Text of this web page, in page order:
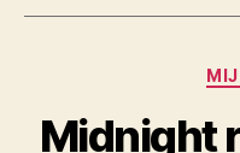
Midnight